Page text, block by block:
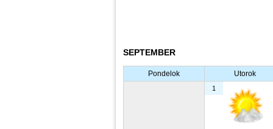
SEPTEMBER
Pondelok Utorok
1